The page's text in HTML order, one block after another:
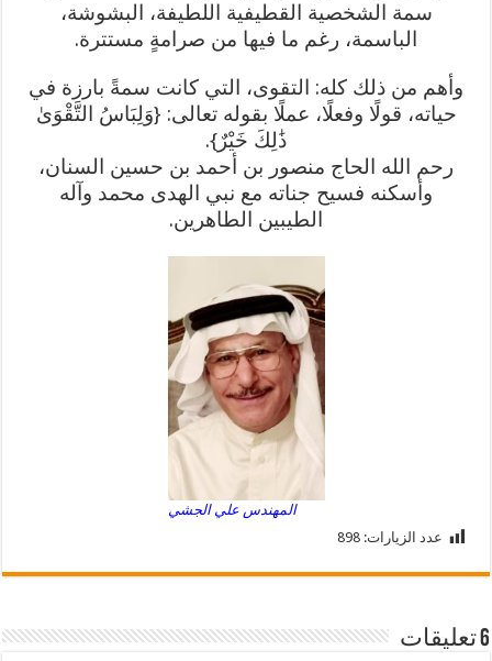
سمة الشخصية القطيفية اللطيفة، البشوشة،
الباسمة، رغم ما فيها من صرامةٍ مستترة.
وأهم من ذلك كله: التقوى، التي كانت سمةً بارزة في
حياته، قولًا وفعلًا، عملًا بقوله تعالى: {وَلِبَاسُ التَّقْوَىٰ
ذَٰلِكَ خَيْرٌ}.
رحم الله الحاج منصور بن أحمد بن حسين السنان،
وأسكنه فسيح جناته مع نبي الهدى محمد وآله
الطيبين الطاهرين.
المهندس علي الجشي
عدد الزيارات: 898
6 تعليقات